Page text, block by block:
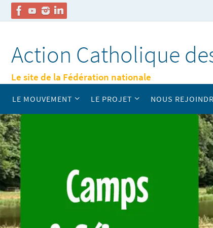
contenu
Action Catholique
Le site de la Fédération nationale
contenu
LE MOUVEMENT LE PROJET NOUS